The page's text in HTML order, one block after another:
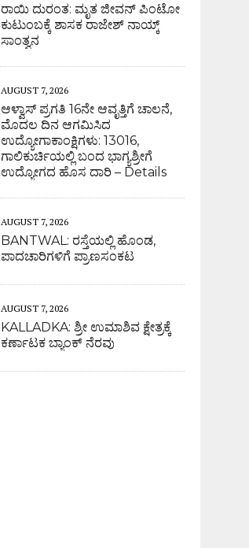
ರಾಯಿ ದುರಂತ: ಮೃತ ಜೀವನ್ ಪಿಂಟೋ
ಕುಟುಂಬಕ್ಕೆ ಶಾಸಕ ರಾಜೇಶ್ ನಾಯ್ಕ್
ಸಾಂತ್ವನ
AUGUST 7, 2026
ಆಳ್ವಾಸ್ ಪ್ರಗತಿ 16ನೇ ಆವೃತ್ತಿಗೆ ಚಾಲನೆ,
ಮೊದಲ ದಿನ ಆಗಮಿಸಿದ
ಉದ್ಯೋಗಾಕಾಂಕ್ಷಿಗಳು: 13016,
ಗಾಲಿಕುರ್ಚಿಯಲ್ಲಿ ಬಂದ ಭಾಗ್ಯಶ್ರೀಗೆ
ಉದ್ಯೋಗದ ಹೊಸ ದಾರಿ – Details
AUGUST 7, 2026
BANTWAL: ರಸ್ತೆಯಲ್ಲಿ ಹೊಂಡ,
ಪಾದಚಾರಿಗಳಿಗೆ ಪ್ರಾಣಸಂಕಟ
AUGUST 7, 2026
KALLADKA: ಶ್ರೀ ಉಮಾಶಿವ ಕ್ಷೇತ್ರಕ್ಕೆ
ಕರ್ಣಾಟಕ ಬ್ಯಾಂಕ್ ನೆರವು